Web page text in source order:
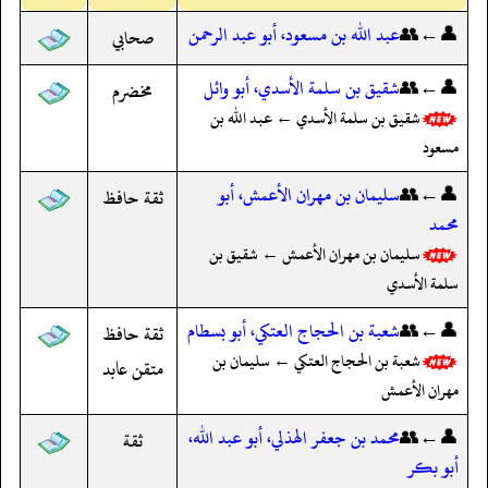
👤←👥عبد الله بن مسعود، أبو عبد الرحمن
صحابي
👤←👥شقيق بن سلمة الأسدي، أبو وائل
شقيق بن سلمة الأسدي ← عبد الله بن
مسعود
مخضرم
👤←👥سليمان بن مهران الأعمش، أبو
محمد
سليمان بن مهران الأعمش ← شقيق بن
سلمة الأسدي
ثقة حافظ
👤←👥شعبة بن الحجاج العتكي، أبو بسطام
شعبة بن الحجاج العتكي ← سليمان بن
مهران الأعمش
ثقة حافظ
متقن عابد
👤←👥محمد بن جعفر الهذلي، أبو عبد الله،
أبو بكر
ثقة